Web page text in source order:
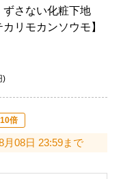
ずさない化粧下地
リモカンソウモ】
)
倍
月08日 23:59まで